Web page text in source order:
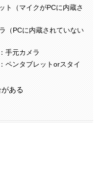
ト（マイクがPCに内蔵さ
（PCに内蔵されていない
手元カメラ
ペンタブレットorスタイ
ある